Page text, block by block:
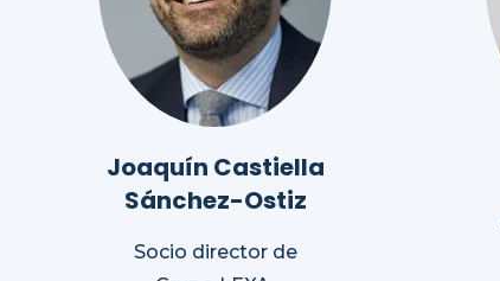
Joaquín Castiella
Sánchez-Ostiz
Socio director de